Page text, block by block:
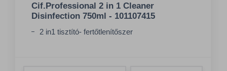
Cif.Professional 2 in 1 Cleaner
Disinfection 750ml - 101107415
2 in1 tisztító- fertőtlenítőszer